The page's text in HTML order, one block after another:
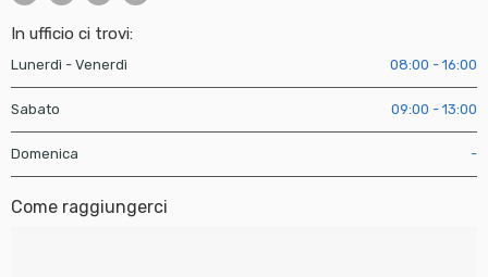
In ufficio ci trovi:
Lunerdì - Venerdì 08:00 - 16:00
Sabato 09:00 - 13:00
Domenica -
Come raggiungerci